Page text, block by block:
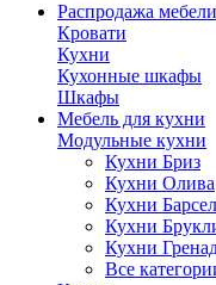
Распродажа мебели
Кровати
Кухни
Кухонные шкафы
Шкафы
Мебель для кухни
Модульные кухни
Кухни Бриз
Кухни Олива
Кухни
Кухни
Кухни
Все